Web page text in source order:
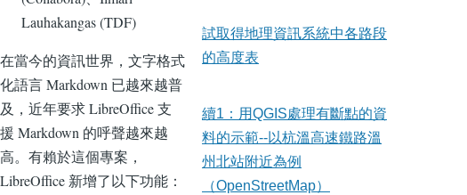
Lauhakangas (TDF)
在當今的資訊世界，文字格式
化語言 Markdown 已越來越普
及，近年要求 LibreOffice 支
援 Markdown 的呼聲越來越
高。有賴於這個專案，
LibreOffice 新增了以下功能：
試取得地理資訊系統中各路段
的高度表
續1：用QGIS處理有斷點的資
料的示範--以杭溫高速鐵路溫
州北站附近為例
（OpenStreetMap）